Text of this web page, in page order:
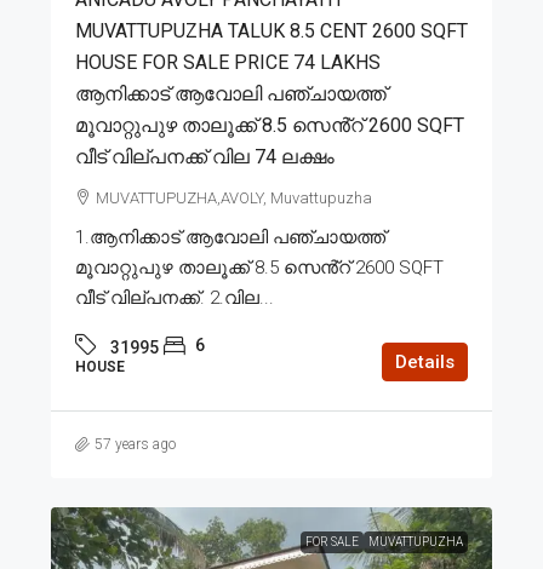
MUVATTUPUZHA TALUK 8.5 CENT 2600 SQFT
HOUSE FOR SALE PRICE 74 LAKHS
ആനിക്കാട് ആവോലി പഞ്ചായത്ത്
മൂവാറ്റുപുഴ താലൂക്ക് 8.5 സെൻ്റ് 2600 SQFT
വീട് വില്പനക്ക് വില 74 ലക്ഷം
MUVATTUPUZHA,AVOLY, Muvattupuzha
1.ആനിക്കാട് ആവോലി പഞ്ചായത്ത്
മൂവാറ്റുപുഴ താലൂക്ക് 8.5 സെൻ്റ് 2600 SQFT
വീട് വില്പനക്ക്. 2.വില...
31995 6
HOUSE Details
57 years ago
FOR SALE MUVATTUPUZHA